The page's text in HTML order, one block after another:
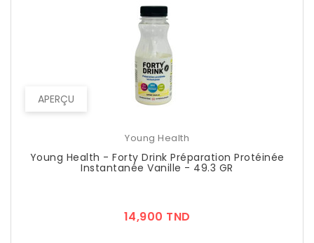
APERÇU
Young Health
Young Health - Forty Drink Préparation Protéinée
Instantanée Vanille - 49.3 GR
14,900 TND